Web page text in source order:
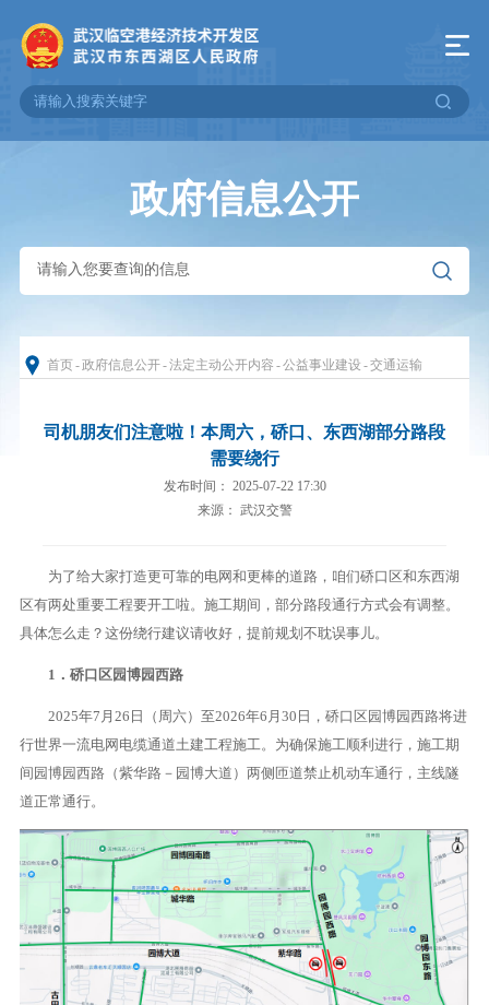
政府信息公开
首页-政府信息公开-法定主动公开内容 -公益事业建设 -交通运输
司机朋友们注意啦！本周六，硚口、东西湖部分路段
需要绕行
发布时间： 2025-07-22 17:30
来源： 武汉交警
为了给大家打造更可靠的电网和更棒的道路，咱们硚口区和东西湖
区有两处重要工程要开工啦。施工期间，部分路段通行方式会有调整。
具体怎么走？这份绕行建议请收好，提前规划不耽误事儿。
1．硚口区园博园西路
2025年7月26日（周六）至2026年6月30日，硚口区园博园西路将进
行世界一流电网电缆通道土建工程施工。为确保施工顺利进行，施工期
间园博园西路（紫华路－园博大道）两侧匝道禁止机动车通行，主线隧
道正常通行。